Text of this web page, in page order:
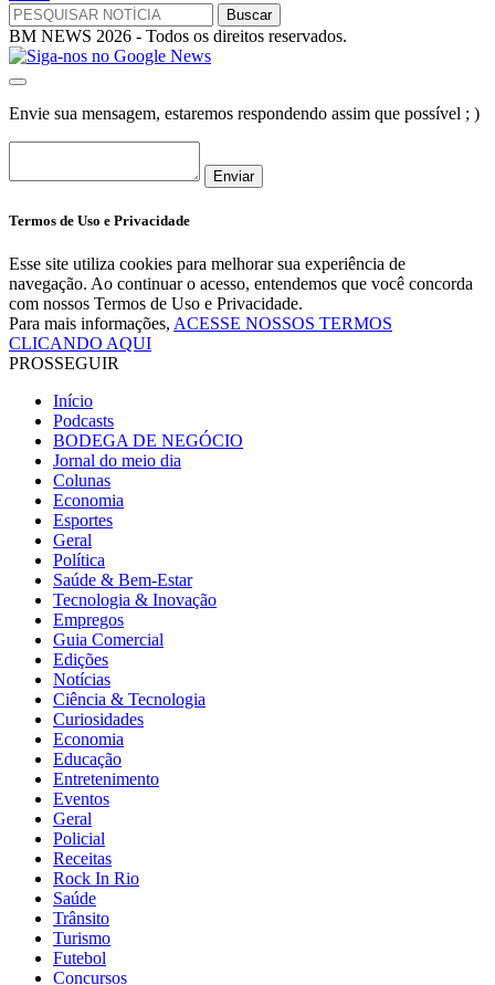
BM NEWS 2026 - Todos os direitos reservados.
Envie sua mensagem, estaremos respondendo assim que possível ; )
Enviar
Termos de Uso e Privacidade
Esse site utiliza cookies para melhorar sua experiência de
navegação. Ao continuar o acesso, entendemos que você concorda
com nossos Termos de Uso e Privacidade.
Para mais informações, ACESSE NOSSOS TERMOS
CLICANDO AQUI
PROSSEGUIR
Início
Podcasts
BODEGA DE NEGÓCIO
Jornal do meio dia
Colunas
Economia
Esportes
Geral
Política
Saúde & Bem-Estar
Tecnologia & Inovação
Empregos
Guia Comercial
Edições
Notícias
Ciência & Tecnologia
Curiosidades
Economia
Educação
Entretenimento
Eventos
Geral
Policial
Receitas
Rock In Rio
Saúde
Trânsito
Turismo
Futebol
Concursos